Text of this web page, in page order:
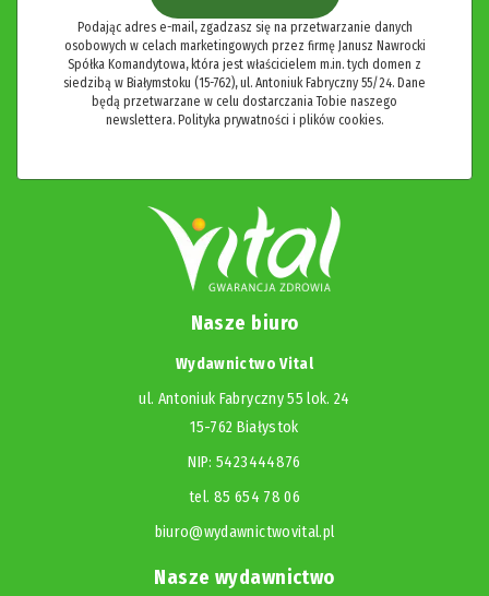
Podając adres e-mail, zgadzasz się na przetwarzanie danych
osobowych w celach marketingowych przez firmę Janusz Nawrocki
Spółka Komandytowa, która jest właścicielem m.in. tych domen z
siedzibą w Białymstoku (15-762), ul. Antoniuk Fabryczny 55/24. Dane
będą przetwarzane w celu dostarczania Tobie naszego
newslettera. Polityka prywatności i plików cookies.
Nasze biuro
Wydawnictwo Vital
ul. Antoniuk Fabryczny 55 lok. 24
15-762 Białystok
NIP: 5423444876
tel. 85 654 78 06
biuro@wydawnictwovital.pl
Nasze wydawnictwo